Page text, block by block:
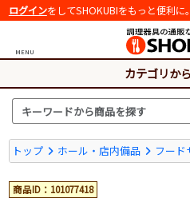
ログインをしてSHOKUBIをもっと便利に。
MENU
カテゴリか
トップ ホール・店内備品 フード
商品ID：101077418